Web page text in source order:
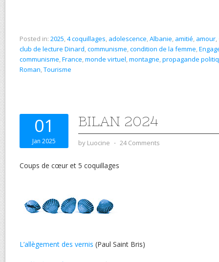
Posted in: 2025,4 coquillages, adolescence,Albanie, amitié, amour,
club de lecture Dinard,communisme,condition de la femme,
communisme,France,monde virtuel,montagne,propagande
Roman,Tourisme
01
Jan 2025
BILAN 2024
by Luocine ⋅ 24 Comments
Coups de cœur et 5 coquillages
L’allègement des vernis (Paul Saint Bris)